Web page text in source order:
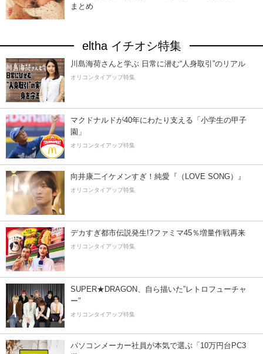
まとめ
eltha イチオシ特集
川島海荷さんと学ぶ 日常に潜む“人身取引”のリアル
オリコンタイアップ特集
マクドナルドが40年にわたり支える「小学生の甲子
園」
オリコンタイアップ特集
向井康二イケメンすぎ！純愛『（LOVE SONG）』
オリコンタイアップ特集
デカすぎ都市伝説発生!?ファミマ45％増量作戦再来
オリコンタイアップ特集
SUPER★DRAGON、自ら描いた”レトロフューチャ
ー”
オリコンタイアップ特集
パソコンメーカー社員が本気で選ぶ「10万円台PC3